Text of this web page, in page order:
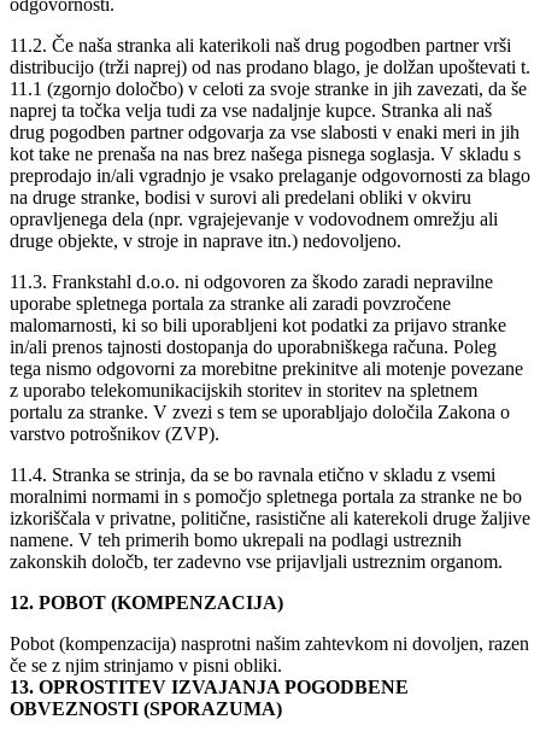
11.2. Če naša stranka ali katerikoli naš drug pogodben partner vrši
distribucijo (trži naprej) od nas prodano blago, je dolžan upoštevati t.
11.1 (zgornjo določbo) v celoti za svoje stranke in jih zavezati, da še
naprej ta točka velja tudi za vse nadaljnje kupce. Stranka ali naš
drug pogodben partner odgovarja za vse slabosti v enaki meri in jih
kot take ne prenaša na nas brez našega pisnega soglasja. V skladu s
preprodajo in/ali vgradnjo je vsako prelaganje odgovornosti za blago
na druge stranke, bodisi v surovi ali predelani obliki v okviru
opravljenega dela (npr. vgrajejevanje v vodovodnem omrežju ali
druge objekte, v stroje in naprave itn.) nedovoljeno.
11.3. Frankstahl d.o.o. ni odgovoren za škodo zaradi nepravilne
uporabe spletnega portala za stranke ali zaradi povzročene
malomarnosti, ki so bili uporabljeni kot podatki za prijavo stranke
in/ali prenos tajnosti dostopanja do uporabniškega računa. Poleg
tega nismo odgovorni za morebitne prekinitve ali motenje povezane
z uporabo telekomunikacijskih storitev in storitev na spletnem
portalu za stranke. V zvezi s tem se uporabljajo določila Zakona o
varstvo potrošnikov (ZVP).
11.4. Stranka se strinja, da se bo ravnala etično v skladu z vsemi
moralnimi normami in s pomočjo spletnega portala za stranke ne bo
izkoriščala v privatne, politične, rasistične ali katerekoli druge žaljive
namene. V teh primerih bomo ukrepali na podlagi ustreznih
zakonskih določb, ter zadevno vse prijavljali ustreznim organom.
12. POBOT (KOMPENZACIJA)
Pobot (kompenzacija) nasprotni našim zahtevkom ni dovoljen, razen
če se z njim strinjamo v pisni obliki.
13. OPROSTITEV IZVAJANJA POGODBENE
OBVEZNOSTI (SPORAZUMA)